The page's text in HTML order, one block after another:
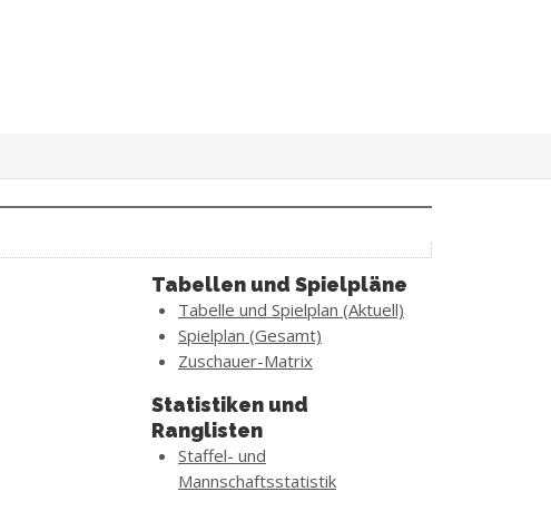
Tabellen und Spielpläne
Tabelle und Spielplan (Aktuell)
Spielplan (Gesamt)
Zuschauer-Matrix
Statistiken und
Ranglisten
Staffel- und
Mannschaftsstatistik